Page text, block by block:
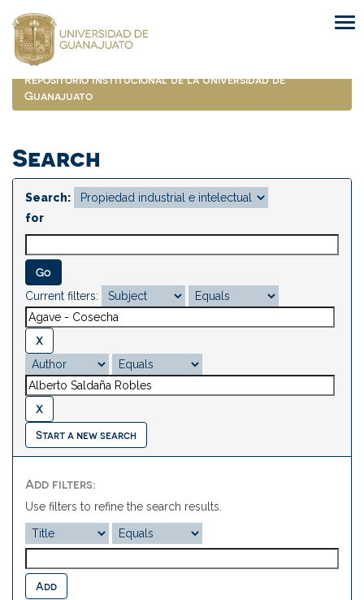
navigation
Repositorio Institucional de la Universidad de
Guanajuato
Search
Search:
for
Current filters:
Start a new search
Add filters:
Use filters to refine the search results.